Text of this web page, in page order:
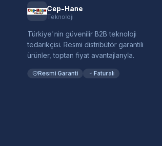
Cep-Hane
Teknoloji
Türkiye'nin güvenilir B2B teknoloji
tedarikçisi. Resmi distribütör garantili
ürünler, toptan fiyat avantajlarıyla.
Resmi Garanti Faturalı